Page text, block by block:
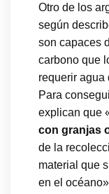
Otro de los
según
son capaces
carbono que
requerir agua
Para
explican que
con granjas
de la
material que
en el